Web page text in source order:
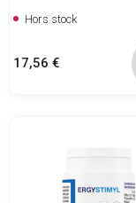
Hors stock
Prix
17,56 €